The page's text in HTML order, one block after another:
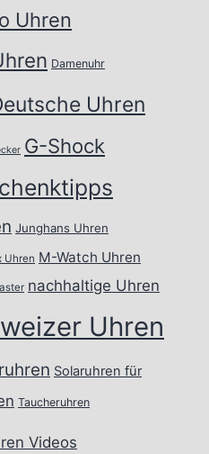
Uhren
Damenuhr
Uhren
G-Shock
Junghans Uhren
Uhren M-Watch Uhren
nachhaltige Uhren
Uhren
Solaruhren für
Taucheruhren
Videos